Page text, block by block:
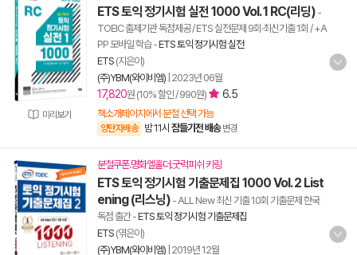
미리보기
ETS 토익 정기시험 실전 1000 Vol. 1 RC(리딩) -
TOEIC 출제기관 독점제공 / ETS 실전문제 9회·최신기출 1회 / +A
PP 모바일 학습-ETS 토익 정기시험 실전
ETS (지은이)
(주)YBM(와이비엠) 2023년 06월
17,820원 (10% 할인 / 990원) 6.5
책소개페이지에서 분철 선택 가능
양탄자배송 밤 11시 잠들기전 배송 변경
분철쿠폰.명화엘홀더.굿럭피쉬 키링
ETS 토익 정기시험 기출문제집 1000 Vol. 2 List
ening (리스닝) - ALL New 최신 기출 10회 기출문제 한국
독점 출간-ETS 토익 정기시험 기출문제집
ETS (엮은이)
(주)YBM(와이비엠) 2019년 12월